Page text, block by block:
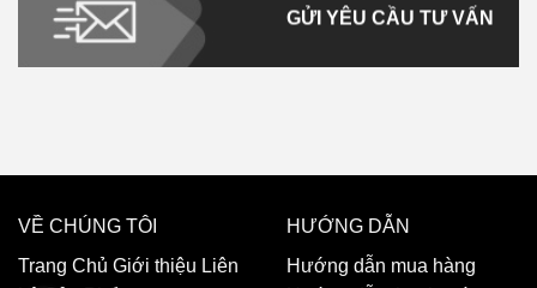
GỬI YÊU CẦU TƯ VẤN
VỀ CHÚNG TÔI
Trang Chủ Giới thiệu Liên
HƯỚNG DẪN
Hướng dẫn mua hàng